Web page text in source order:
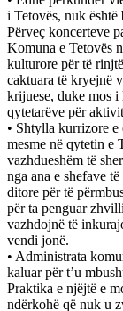
i Tetovës, nuk
Përveç koncerteve
Komuna e Tetovës
kulturore për të
caktuara të kryejnë
krijuese, duke mos
qytetarëve për
• Shtylla kurrizore e
mesme në qytetin e
vazhdueshëm të
nga ana e shefave
ditore për të
për ta penguar
vazhdojnë të
vendi jonë.
• Administrata
kaluar për t’u
Praktika e njëjtë e
ndërkohë që nuk u